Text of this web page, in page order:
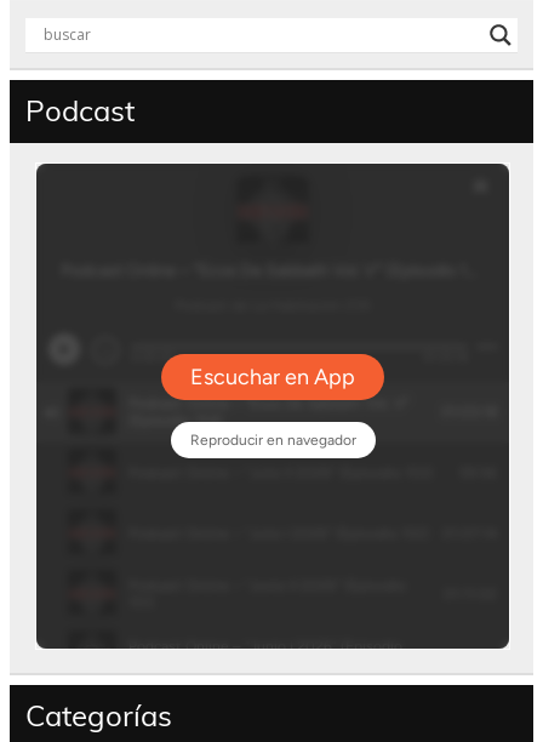
Podcast
Categorías